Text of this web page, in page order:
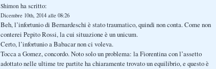
Shimon ha scritto:
Dicembre 10th, 2014 alle 08:26
Beh, l’infortunio di Bernardeschi è stato traumatico, quindi non conta. Come non
conterei Pepito Rossi, la cui situazione è un unicum.
Certo, l’infortunio a Babacar non ci voleva.
Tocca a Gomez, concordo. Noto solo un problema: la Fiorentina con l’assetto
adottato nelle ultime tre partite ha chiaramente trovato un equilibrio, e questo è